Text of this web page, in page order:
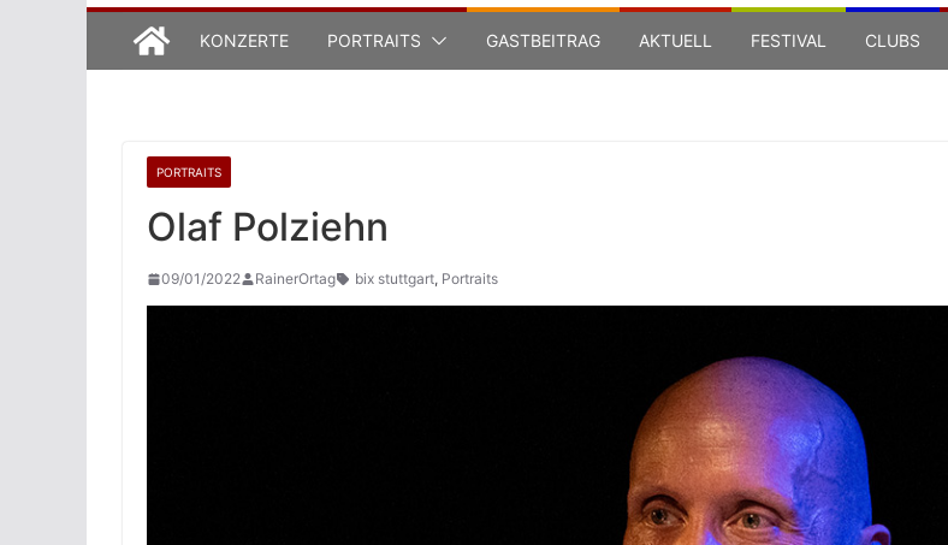
KONZERTE PORTRAITS GASTBEITRAG AKTUELL FESTIVAL CLUBS
PORTRAITS
Olaf Polziehn
09/01/2022 RainerOrtag bix stuttgart, Portraits